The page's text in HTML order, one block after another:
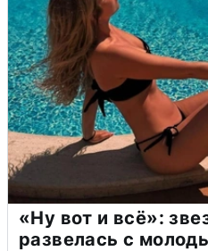
«Ну вот и всё»:
развелась с